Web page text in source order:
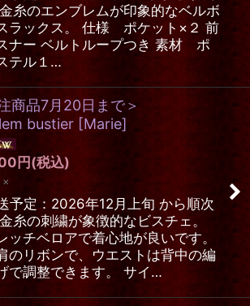
糸のエンブレムが印象的なベルボ
ラックス。 仕様 ポケット×２ 前
ナー ベルトループつき 素材 ポ
テル１…
商品7月20日まで＞
bustier [Marie]
円 (税込)
×
予定：2026年12月上旬 から順次
糸の刺繍が象徴的なビスチェ。
ッチベロアで着心地が良いです。
のリボンで、ウエストは背中の編
で調整できます。 サイ…